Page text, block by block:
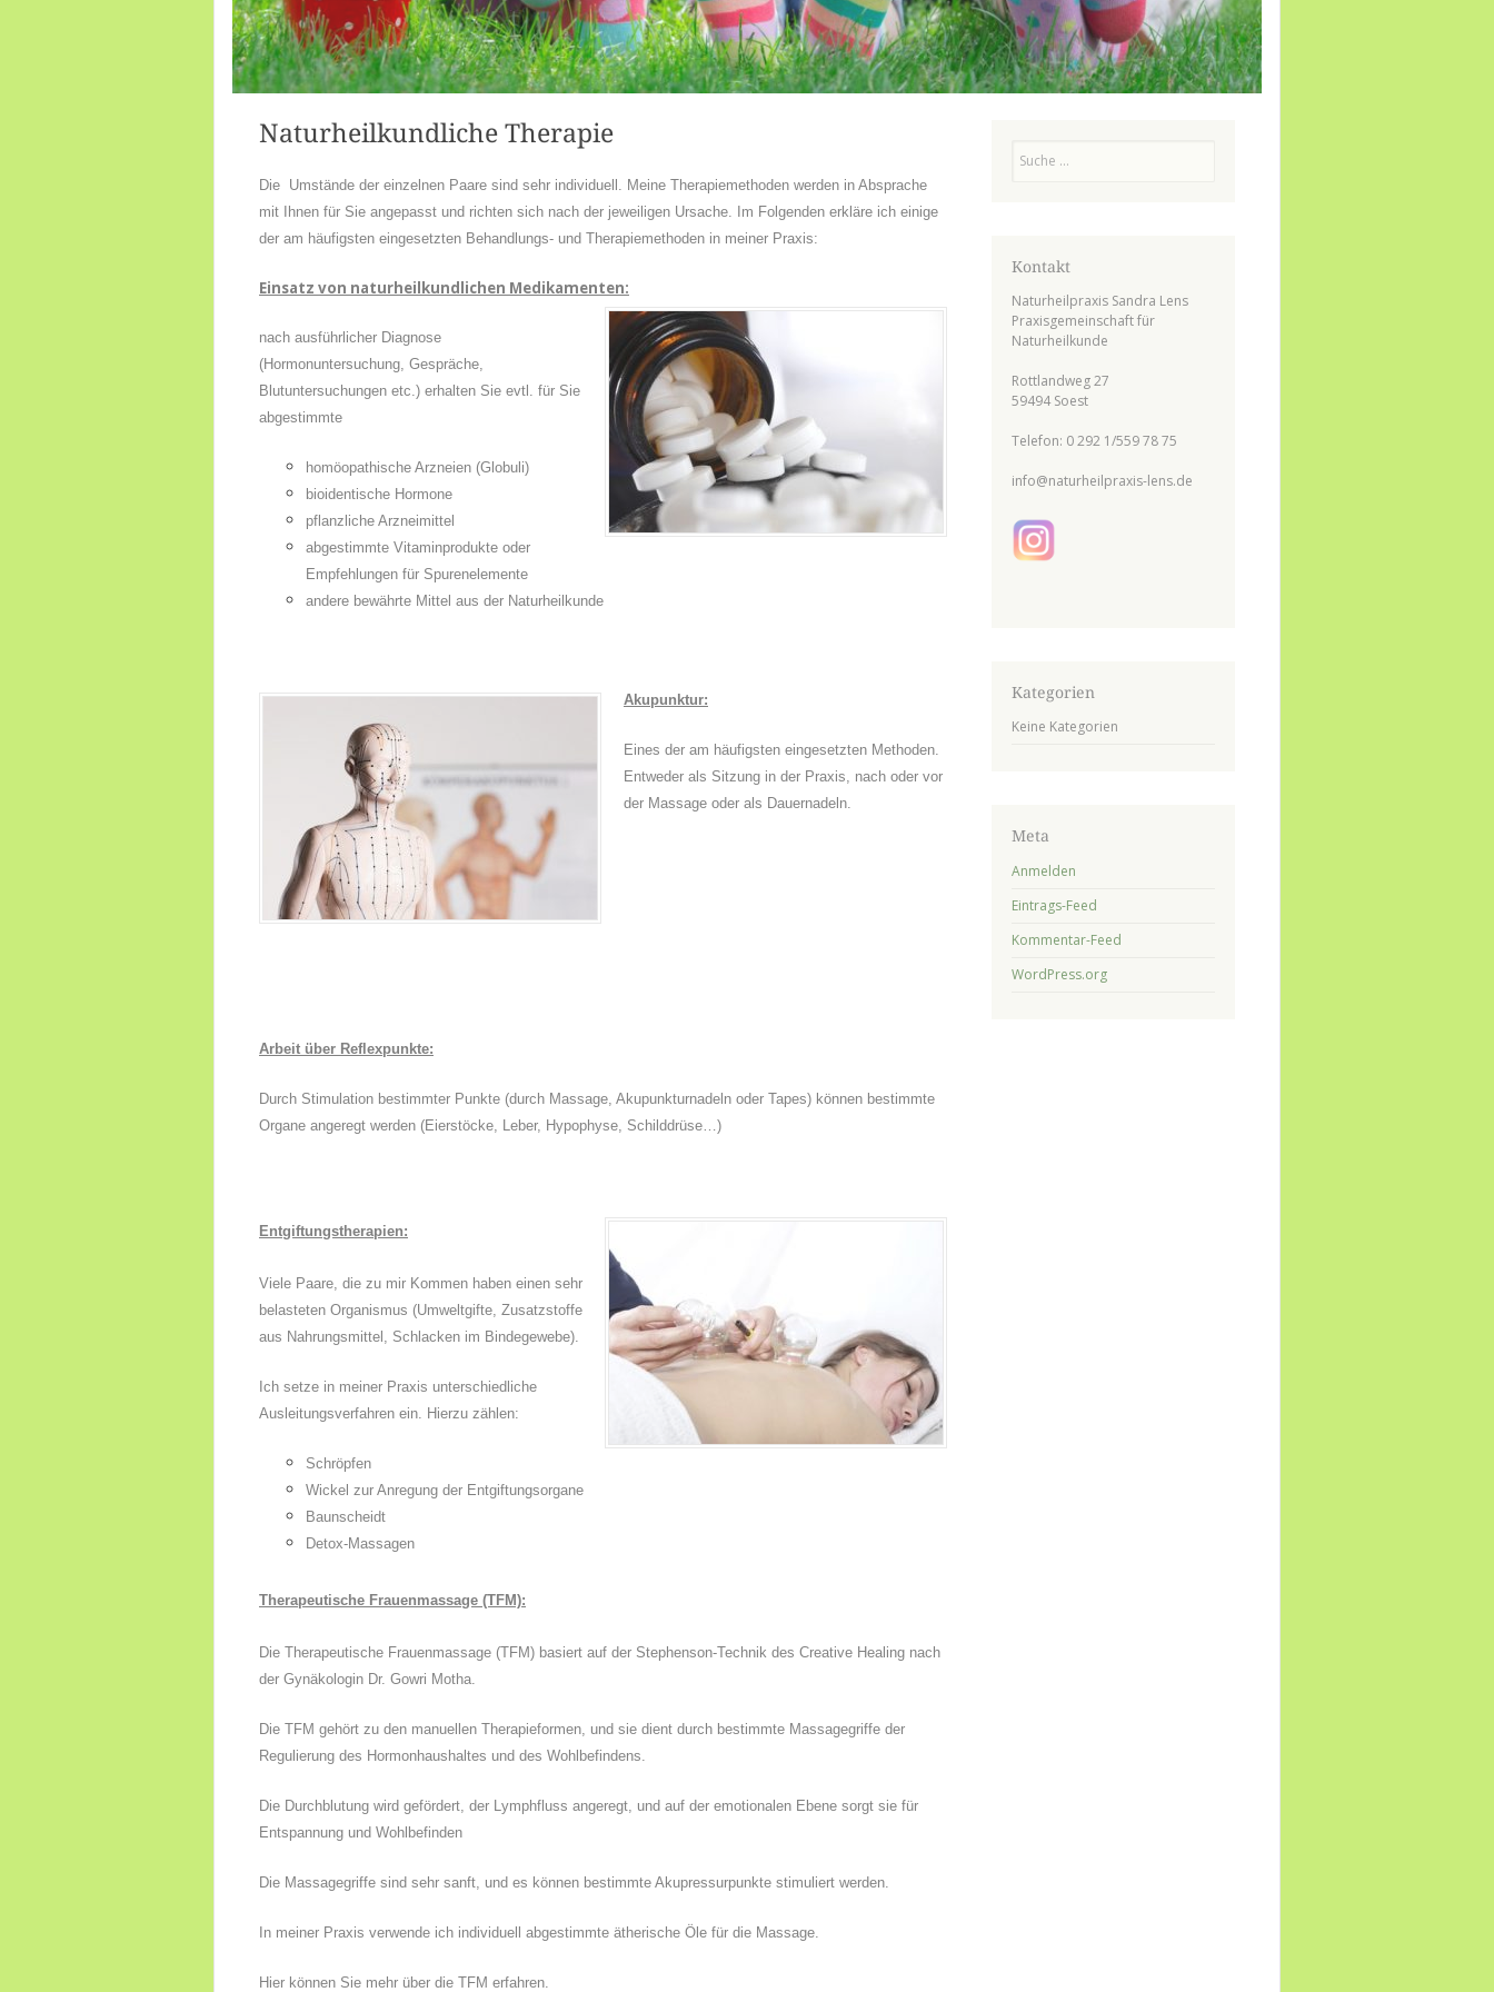
Naturheilkundliche Therapie
Die Umstände der einzelnen Paare sind sehr individuell. Meine Therapiemethoden werden in Absprache
mit Ihnen für Sie angepasst und richten sich nach der jeweiligen Ursache. Im Folgenden erkläre ich einige
der am häufigsten eingesetzten Behandlungs- und Therapiemethoden in meiner Praxis:
Einsatz von naturheilkundlichen Medikamenten:
nach ausführlicher Diagnose
(Hormonuntersuchung, Gespräche,
Blutuntersuchungen etc.) erhalten Sie evtl. für Sie
abgestimmte
homöopathische Arzneien (Globuli)
bioidentische Hormone
pflanzliche Arzneimittel
abgestimmte Vitaminprodukte oder
Empfehlungen für Spurenelemente
andere bewährte Mittel aus der Naturheilkunde
Akupunktur:
Eines der am häufigsten eingesetzten Methoden.
Entweder als Sitzung in der Praxis, nach oder vor
der Massage oder als Dauernadeln.
Arbeit über Reflexpunkte:
Durch Stimulation bestimmter Punkte (durch Massage, Akupunkturnadeln oder Tapes) können bestimmte
Organe angeregt werden (Eierstöcke, Leber, Hypophyse, Schilddrüse…)
Entgiftungstherapien:
Viele Paare, die zu mir Kommen haben einen sehr
belasteten Organismus (Umweltgifte, Zusatzstoffe
aus Nahrungsmittel, Schlacken im Bindegewebe).
Ich setze in meiner Praxis unterschiedliche
Ausleitungsverfahren ein. Hierzu zählen:
Schröpfen
Wickel zur Anregung der Entgiftungsorgane
Baunscheidt
Detox-Massagen
Therapeutische Frauenmassage (TFM):
Die Therapeutische Frauenmassage (TFM) basiert auf der Stephenson-Technik des Creative Healing nach
der Gynäkologin Dr. Gowri Motha.
Die TFM gehört zu den manuellen Therapieformen, und sie dient durch bestimmte Massagegriffe der
Regulierung des Hormonhaushaltes und des Wohlbefindens.
Die Durchblutung wird gefördert, der Lymphfluss angeregt, und auf der emotionalen Ebene sorgt sie für
Entspannung und Wohlbefinden
Die Massagegriffe sind sehr sanft, und es können bestimmte Akupressurpunkte stimuliert werden.
In meiner Praxis verwende ich individuell abgestimmte ätherische Öle für die Massage.
Hier können Sie mehr über die TFM erfahren.
Kontakt
Naturheilpraxis Sandra Lens
Praxisgemeinschaft für
Naturheilkunde
Rottlandweg 27
59494 Soest
Telefon: 0 292 1/559 78 75
info@naturheilpraxis-lens.de
Kategorien
Keine Kategorien
Meta
Anmelden
Eintrags-Feed
Kommentar-Feed
WordPress.org